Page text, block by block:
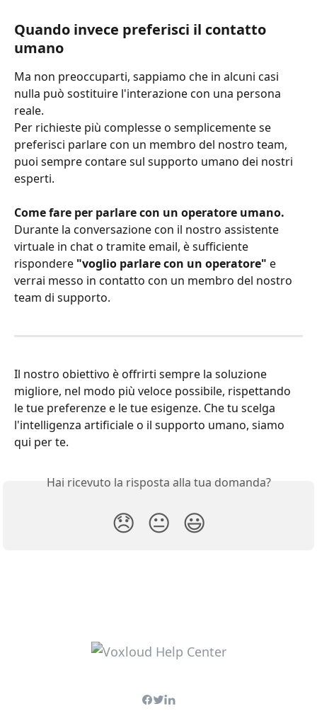
Quando invece preferisci il contatto
umano
Ma non preoccuparti, sappiamo che in alcuni casi
nulla può sostituire l'interazione con una persona
reale.
Per richieste più complesse o semplicemente se
preferisci parlare con un membro del nostro team,
puoi sempre contare sul supporto umano dei nostri
esperti.
Come fare per parlare con un operatore umano.
Durante la conversazione con il nostro assistente
virtuale in chat o tramite email, è sufficiente
rispondere "voglio parlare con un operatore" e
verrai messo in contatto con un membro del nostro
team di supporto.
Il nostro obiettivo è offrirti sempre la soluzione
migliore, nel modo più veloce possibile, rispettando
le tue preferenze e le tue esigenze. Che tu scelga
l'intelligenza artificiale o il supporto umano, siamo
qui per te.
Hai ricevuto la risposta alla tua domanda?
😞 😐 😃